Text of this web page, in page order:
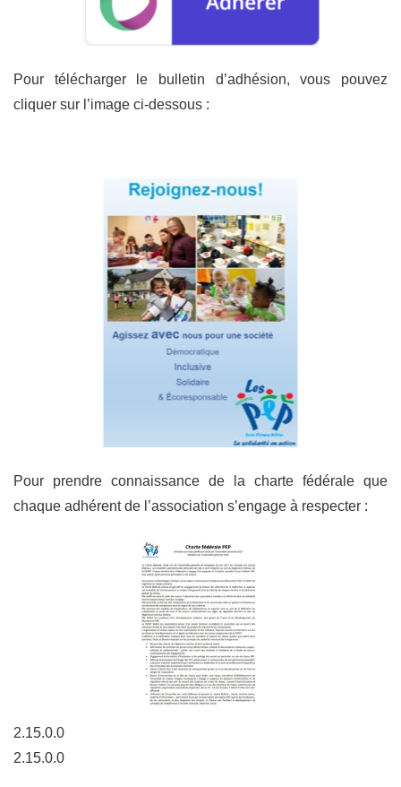
Pour télécharger le bulletin d’adhésion, vous pouvez
cliquer sur l’image ci-dessous :
Pour prendre connaissance de la charte fédérale que
chaque adhérent de l’association s’engage à respecter :
2.15.0.0
2.15.0.0